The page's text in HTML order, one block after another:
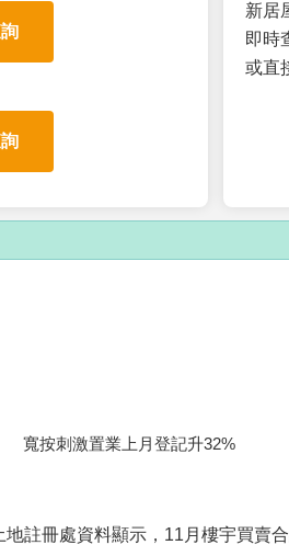
新居
即時
或直
寬按刺激置業上月登記升32%
註冊處資料顯示，11月樓宇買賣